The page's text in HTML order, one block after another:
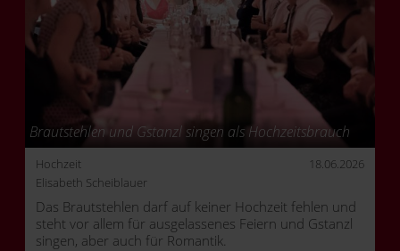
Brautstehlen und Gstanzl singen als Hochzeitsbrauch
Hochzeit
18.06.2026
Elisabeth Scheiblauer
Das Brautstehlen darf auf keiner Hochzeit fehlen und
steht vor allem für ausgelassenes Feiern und Gstanzl
singen, aber auch für Romantik.